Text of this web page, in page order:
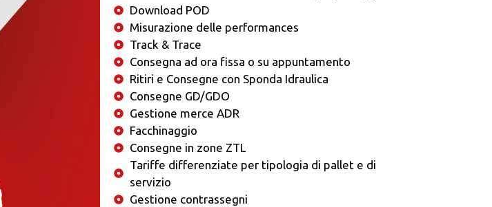
Download POD
Misurazione delle performances
Track & Trace
Consegna ad ora fissa o su appuntamento
Ritiri e Consegne con Sponda Idraulica
Consegne GD/GDO
Gestione merce ADR
Facchinaggio
Consegne in zone ZTL
Tariffe differenziate per tipologia di pallet e di
servizio
Gestione contrassegni